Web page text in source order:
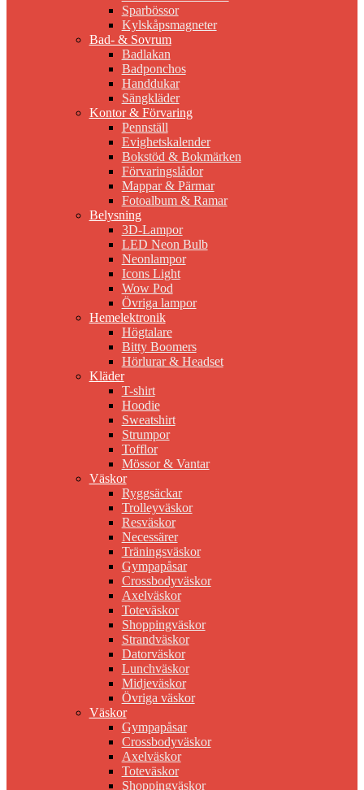
Sparbössor
Kylskåpsmagneter
Bad- & Sovrum
Badlakan
Badponchos
Handdukar
Sängkläder
Kontor & Förvaring
Pennställ
Evighetskalender
Bokstöd & Bokmärken
Förvaringslådor
Mappar & Pärmar
Fotoalbum & Ramar
Belysning
3D-Lampor
LED Neon Bulb
Neonlampor
Icons Light
Wow Pod
Övriga lampor
Hemelektronik
Högtalare
Bitty Boomers
Hörlurar & Headset
Kläder
T-shirt
Hoodie
Sweatshirt
Strumpor
Tofflor
Mössor & Vantar
Väskor
Ryggsäckar
Trolleyväskor
Resväskor
Necessärer
Träningsväskor
Gympapåsar
Crossbodyväskor
Axelväskor
Toteväskor
Shoppingväskor
Strandväskor
Datorväskor
Lunchväskor
Midjeväskor
Övriga väskor
Väskor
Gympapåsar
Crossbodyväskor
Axelväskor
Toteväskor
Shoppingväskor